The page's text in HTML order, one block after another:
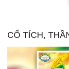
CỔ TÍCH,